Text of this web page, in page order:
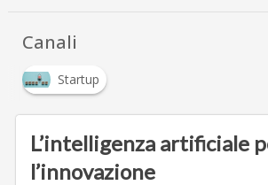
Canali
Startup
L’intelligenza artificiale
l’innovazione